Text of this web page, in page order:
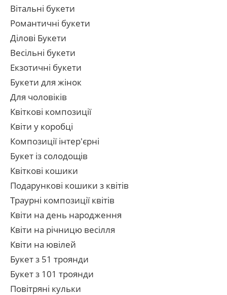
Вітальні букети
Романтичні букети
Ділові Букети
Весільні букети
Екзотичні букети
Букети для жінок
Для чоловіків
Квіткові композиції
Квіти у коробці
Композиції інтер'єрні
Букет із солодощів
Квіткові кошики
Подарункові кошики з квітів
Траурні композиції квітів
Квіти на день народження
Квіти на річницю весілля
Квіти на ювілей
Букет з 51 троянди
Букет з 101 троянди
Повітряні кульки